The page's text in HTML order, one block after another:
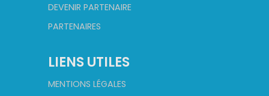
DEVENIR PARTENAIRE
PARTENAIRES
LIENS UTILES
MENTIONS LÉGALES